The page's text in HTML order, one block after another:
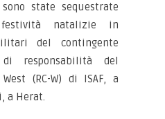
state sequestrate
natalizie in
del contingente
responsabilità del
(RC-W) di ISAF, a
a Herat.